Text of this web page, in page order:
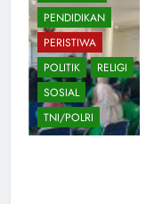
PENDIDIKAN
PERISTIWA
POLITIK
RELIGI
SOSIAL
TNI/POLRI